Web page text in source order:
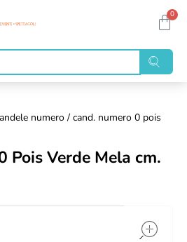
0
numero / cand. numero 0 pois
Pois Verde Mela cm.